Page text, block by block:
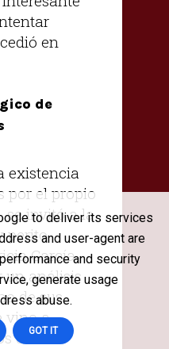
en
de
existencia
por el propio
se invitó a la
perito
García
un análisis
de sus
vino a
de los
to deliver its services
and user-agent are
and security
generate usage
abuse.
GOT IT